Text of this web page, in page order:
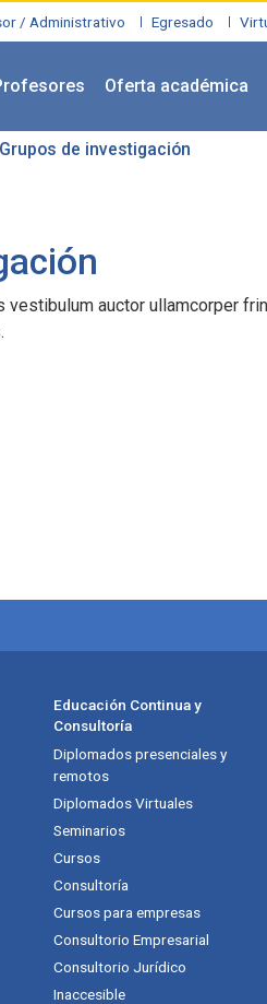
/ Administrativo Egresado
Oferta académica
Grupos de investigación
auctor ullamcorper
Educación Continua y
Consultoría
Diplomados presenciales y
remotos
Diplomados Virtuales
Seminarios
Cursos
Consultoría
Cursos para empresas
Consultorio Empresarial
Consultorio Jurídico
Inaccesible